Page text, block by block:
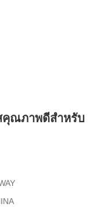
คุณภาพดีสำหรับ